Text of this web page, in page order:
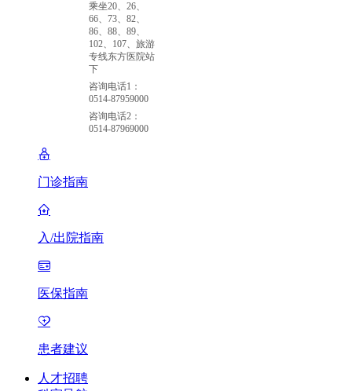
乘坐20、26、
66、73、82、
86、88、89、
102、107、旅游
专线东方医院站
下
咨询电话1：
0514-87959000
咨询电话2：
0514-87969000
门诊指南
入/出院指南
医保指南
患者建议
人才招聘